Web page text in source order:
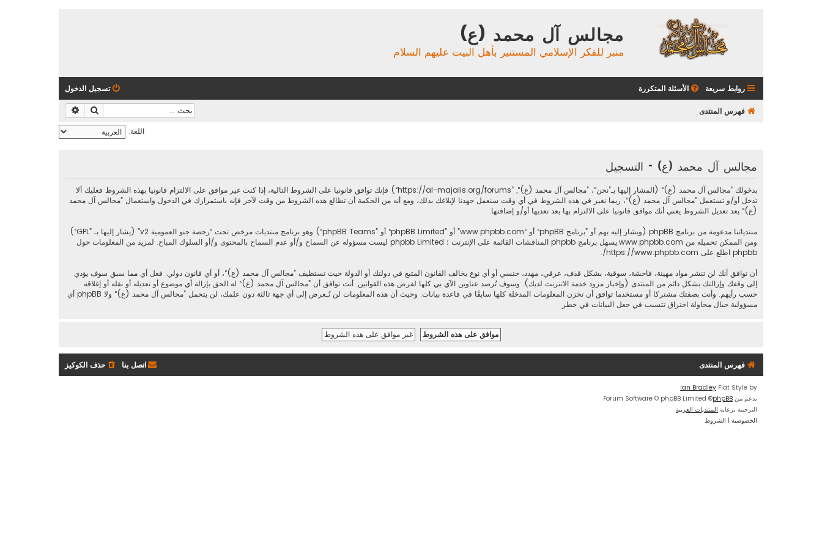
مجالس آل محمد (ع)
منبر للفكر الإسلامي المستنير بأهل البيت عليهم السلام
روابط سريعة الأسئلة المتكررة تسجيل الدخول
فهرس المنتدى بحث
اللغة:
مجالس آل محمد (ع) - التسجيل
بدخولك ”مجالس آل محمد (ع)“ (المشار إليها بـ”نحن“، ”مجالس آل محمد (ع)“, ”https://al-majalis.org/forums“) فإنك توافق قانونيا على الشروط التالية، إذا كنت غير موافق على الالتزام قانونيا بهذه الشروط فعليك ألا
تدخل أو/و تستعمل ”مجالس آل محمد (ع)“، ربما نغير في هذه الشروط في أي وقت سنعمل جهدنا لإبلاغك بذلك، ومع أنه من الحكمة أن تطالع هذه الشروط من وقت لآخر فإنه باستمرارك في الدخول واستعمال ”مجالس آل محمد
(ع)“ بعد تعديل الشروط يعني أنك موافق قانونيا على الالتزام بها بعد تعديها أو/و إضافتها.
منتدياتنا مدعومة من برنامج phpBB (ويشار إليه بهم أو ”برنامج phpBB“ أو “www.phpbb.com” أو ”phpBB Limited“ أو ”phpBB Teams“) وهو برنامج منتديات مرخص تحت “
رخصة جنو العمومية v2
” (يشار إليها بـ ”GPL“)
ومن الممكن تحميله من www.phpbb.com
.يسهل برنامج phpbb المناقشات القائمة على الإنترنت ؛ phpbb Limited ليست مسؤوله عن السماح و/أو عدم السماح بالمحتوى و/أو السلوك المباح. لمزيد من المعلومات حول
phpbb اطلع على
https://www.phpbb.com/
.
أن توافق أنك لن تنشر مواد مهينة، فاحشة، سوقية، بشكل قذف، عرقي، مهدد، جنسي أو أي نوع يخالف القانون المتبع في دولتك أو الدولة حيث تستظيف ”مجالس آل محمد (ع)“، أو أي قانون دولي. فعل أي مما سبق سوف يؤدي
إلى وقفك وإزالتك بشكل دائم من المنتدى (وإخبار مزود خدمة الانترنت لديك). وسوف تُرصد عناوين الآي بي كلها لفرض هذه القوانين. أنت توافق أن ”مجالس آل محمد (ع)“ له الحق بإزالة أي موضوع أو تعديله أو نقله أو إغلاقه
حسب رأيهم. وأنت بصفتك مشتركا أو مستخدما توافق أن تخزن المعلومات المدخلة كلها سابقًا في قاعدة بيانات. وحيث أن هذه المعلومات لن تُـعرض إلى أي جهة ثالثة دون علمك، لن يتحمل ”مجالس آل محمد (ع)“ ولا phpBB أي
مسؤولية حيال محاولة اختراق تتسبب في جعل البيانات في خطر
فهرس المنتدى حذف الكوكيز اتصل بنا
Flat Style by
Ian Bradley
بدعم من phpBB
® Forum Software © phpBB Limited
الترجمة برعاية المنتديات العربية
الخصوصية | الشروط